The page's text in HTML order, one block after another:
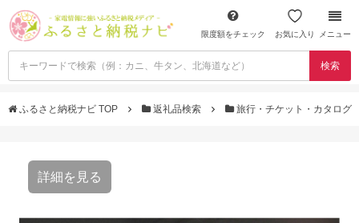
限度額をチェック お気に入り メニュー
検索
ふるさと納税ナビ TOP 返礼品検索 旅行・チケット・カタログ
詳細を見る